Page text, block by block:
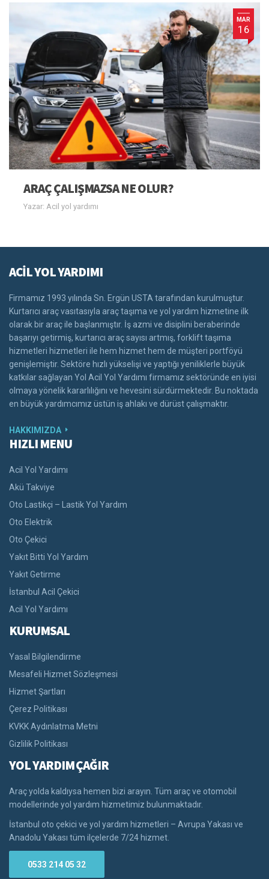
MAR
16
ARAÇ ÇALIŞMAZSA NE OLUR?
Yazar: Acil yol yardımı
ACİL YOL YARDIMI
Firmamız 1993 yılında Sn. Ergün USTA tarafından kurulmuştur.
Kurtarıcı araç vasıtasıyla araç taşıma ve yol yardım hizmetine ilk
olarak bir araç ile başlanmıştır. İş azmi ve disiplini beraberinde
başarıyı getirmiş, kurtarıcı araç sayısı artmış, forklift taşıma
hizmetleri hizmetleri ile hem hizmet hem de müşteri portföyü
genişlemiştir. Sektöre hızlı yükselişi ve yaptığı yeniliklerle büyük
katkılar sağlayan Yol Acil Yol Yardımı firmamız sektöründe en iyisi
olmaya yönelik kararlılığını ve hevesini sürdürmektedir. Bu noktada
en büyük yardımcımız üstün iş ahlakı ve dürüst çalışmaktır.
HAKKIMIZDA
HIZLI MENU
Acil Yol Yardımı
Akü Takviye
Oto Lastikçi – Lastik Yol Yardım
Oto Elektrik
Oto Çekici
Yakıt Bitti Yol Yardım
Yakıt Getirme
İstanbul Acil Çekici
Acil Yol Yardımı
KURUMSAL
Yasal Bilgilendirme
Mesafeli Hizmet Sözleşmesi
Hizmet Şartları
Çerez Politikası
KVKK Aydınlatma Metni
Gizlilik Politikası
YOL YARDIM ÇAĞIR
Araç yolda kaldıysa hemen bizi arayın. Tüm araç ve otomobil
modellerinde yol yardım hizmetimiz bulunmaktadır.
İstanbul oto çekici ve yol yardım hizmetleri – Avrupa Yakası ve
Anadolu Yakası tüm ilçelerde 7/24 hizmet.
0533 214 05 32